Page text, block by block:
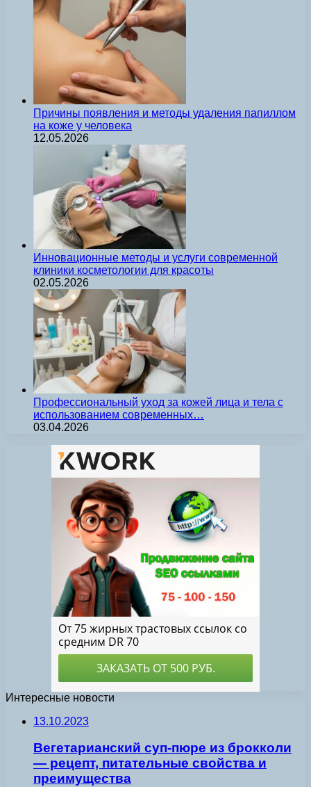
Причины появления и методы удаления папиллом
на коже у человека
12.05.2026
Инновационные методы и услуги современной
клиники косметологии для красоты
02.05.2026
Профессиональный уход за кожей лица и тела с
использованием современных…
03.04.2026
Интересные новости
13.10.2023
Вегетарианский суп-пюре из брокколи
— рецепт, питательные свойства и
преимущества